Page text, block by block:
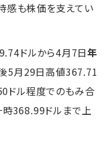
感も株価を支えてい
ドルから4月7日年
5月29日高値367.71
ドル程度でのもみ合
時368.99ドルまで上